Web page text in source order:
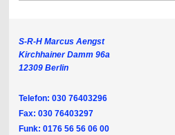
S-R-H Marcus Aengst
Kirchhainer Damm 96a
12309 Berlin
Telefon: 030 76403296
Fax: 030 76403297
Funk: 0176 56 56 06 00